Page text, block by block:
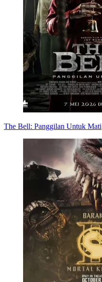
The Bell: Panggilan Untuk Mati